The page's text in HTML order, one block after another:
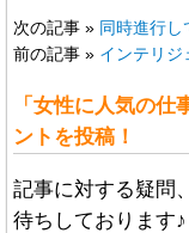
次の記事 » 同時進行し
前の記事 » インテリジ
「女性に人気の
ントを投稿！
記事に対する疑問
待ちしております♪